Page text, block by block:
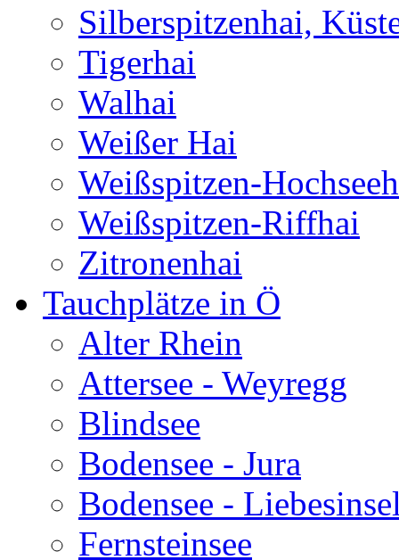
Silberspitzenhai,
Tigerhai
Walhai
Weißer Hai
Weißspitzen-
Weißspitzen-Riffhai
Zitronenhai
Tauchplätze in Ö
Alter Rhein
Attersee - Weyregg
Blindsee
Bodensee - Jura
Bodensee -
Fernsteinsee